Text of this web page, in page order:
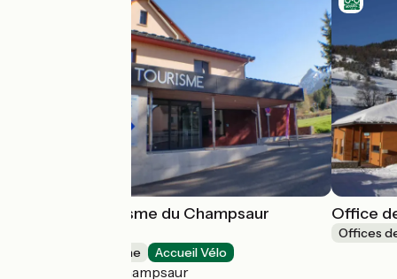
Office de Tourisme du Champsaur
Offices de Tourisme Accueil Vélo
La Fare-en-Champsaur
Office
Offices